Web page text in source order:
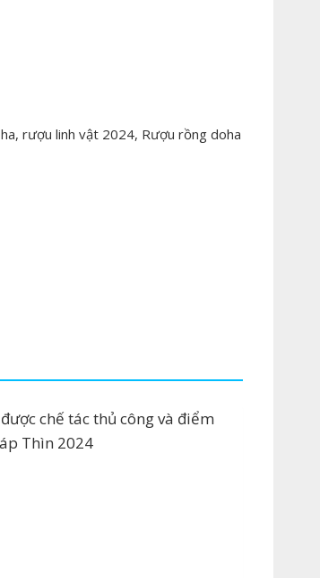
,rượu linh vật 2024, Rượu rồng doha
chế tác thủ công và điểm
Thìn 2024